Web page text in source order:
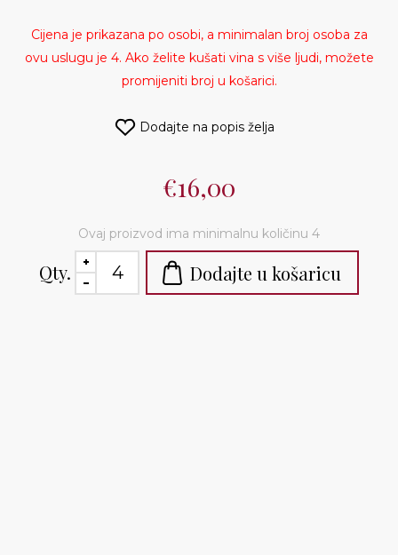
Cijena je prikazana po osobi, a minimalan broj osoba za
ovu uslugu je 4. Ako želite kušati vina s više ljudi, možete
promijeniti broj u košarici.
€16,00
Ovaj proizvod ima minimalnu količinu 4
Qty.